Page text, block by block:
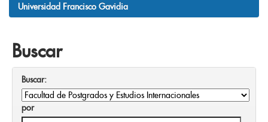
Universidad Francisco Gavidia
Buscar
Buscar:
por